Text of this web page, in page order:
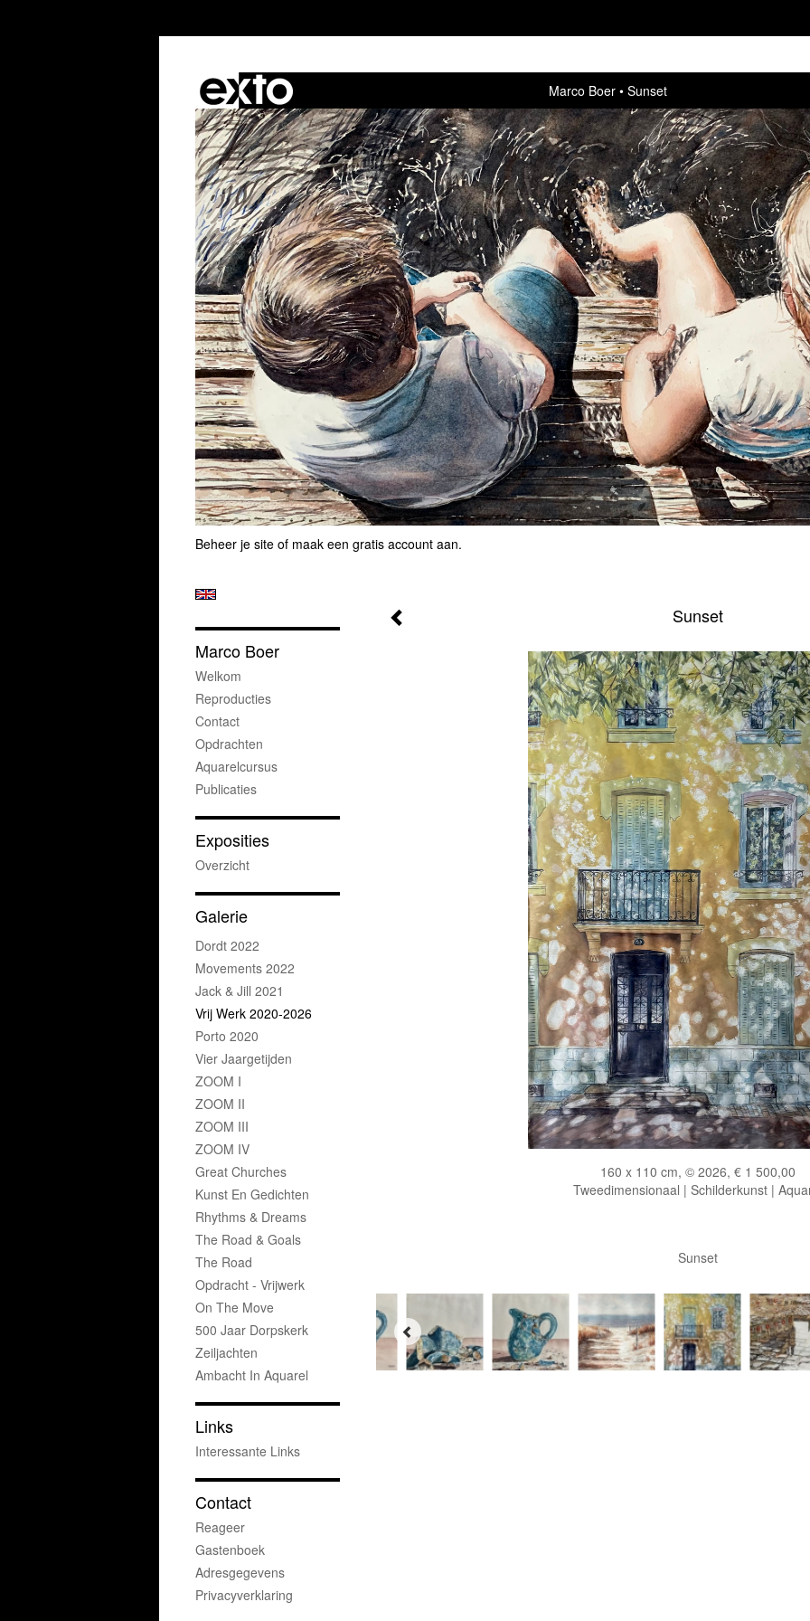
Marco Boer Sunset
Beheer je site of maak een gratis account aan.
Sunset
160 x 110 cm, © 2026, € 1 500,00
Tweedimensionaal | Schilderkunst |
Sunset
Marco Boer
Welkom
Reproducties
Contact
Opdrachten
Aquarelcursus
Publicaties
Exposities
Overzicht
Galerie
Dordt 2022
Movements 2022
Jack & Jill 2021
Vrij Werk 2020-2026
Porto 2020
Vier Jaargetijden
ZOOM I
ZOOM II
ZOOM III
ZOOM IV
Great Churches
Kunst En Gedichten
Rhythms & Dreams
The Road & Goals
The Road
Opdracht - Vrijwerk
On The Move
500 Jaar Dorpskerk
Zeiljachten
Ambacht In Aquarel
Links
Interessante Links
Contact
Reageer
Gastenboek
Adresgegevens
Privacyverklaring